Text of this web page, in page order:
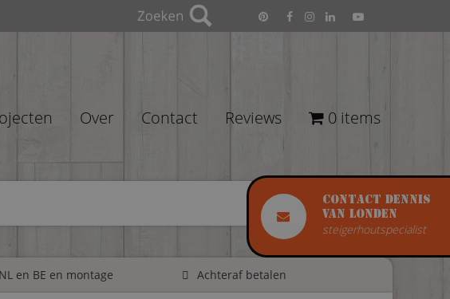
Contact Dennis
van Londen
steigerhoutspecialist
Over Contact Reviews 0 items
en BE en montage Achteraf betalen